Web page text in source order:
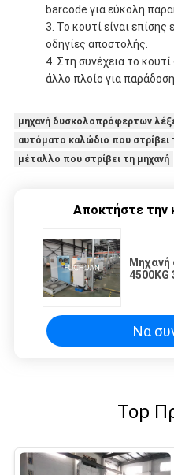
barcode για εύκολη
Το κουτί είναι επίσης
οδηγίες αποστολής.
Στη συνέχεια το
άλλο πλοίο για
μηχανή δυσκολοπρόφερτων
αυτόματο καλώδιο που στρίβει
μέταλλο που στρίβει τη μηχανή
Αποκτήστε την
4500KG
Να
Top